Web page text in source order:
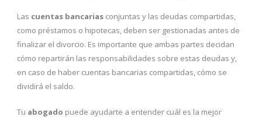
Las cuentas bancarias conjuntas y las deudas compartidas,
como préstamos o hipotecas, deben ser gestionadas antes de
finalizar el divorcio. Es importante que ambas partes decidan
cómo repartirán las responsabilidades sobre estas deudas y,
en caso de haber cuentas bancarias compartidas, cómo se
dividirá el saldo.
Tu abogado puede ayudarte a entender cuál es la mejor